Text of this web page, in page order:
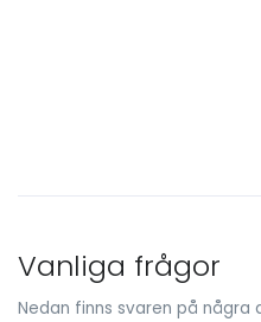
Vanliga frågor
Nedan finns svaren på